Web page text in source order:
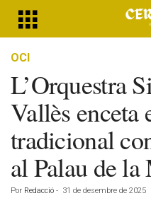
OCI
L’Orquestra
Vallès enceta
tradicional
al Palau de la
Por Redacció - 31 de desembre de 2025